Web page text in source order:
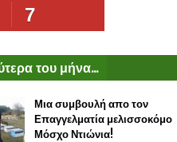
7
του μήνα...
Μια συμβουλή απο τον
Επαγγελματία μελισσοκόμο
Μόσχο Ντιώνια!